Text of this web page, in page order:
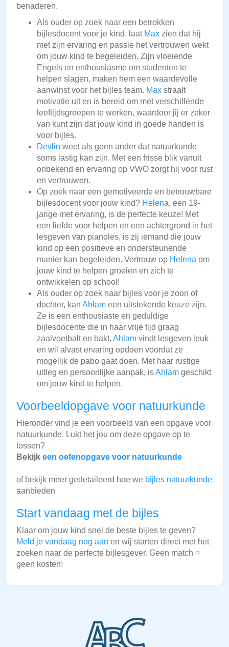
benaderen.
Als ouder op zoek naar een betrokken
bijlesdocent voor je kind, laat Max zien dat hij
met zijn ervaring en passie het vertrouwen wekt
om jouw kind te begeleiden. Zijn vloeiende
Engels en enthousiasme om studenten te
helpen slagen, maken hem een waardevolle
aanwinst voor het bijles team. Max straalt
motivatie uit en is bereid om met verschillende
leeftijdsgroepen te werken, waardoor jij er zeker
van kunt zijn dat jouw kind in goede handen is
voor bijles.
Devlin weet als geen ander dat natuurkunde
soms lastig kan zijn. Met een frisse blik vanuit
onbekend en ervaring op VWO zorgt hij voor rust
en vertrouwen.
Op zoek naar een gemotiveerde en betrouwbare
bijlesdocent voor jouw kind? Helena, een 19-
jarige met ervaring, is de perfecte keuze! Met
een liefde voor helpen en een achtergrond in het
lesgeven van pianoles, is zij iemand die jouw
kind op een positieve en ondersteunende
manier kan begeleiden. Vertrouw op Helena om
jouw kind te helpen groeien en zich te
ontwikkelen op school!
Als ouder op zoek naar bijles voor je zoon of
dochter, kan Ahlam een uitstekende keuze zijn.
Ze is een enthousiaste en geduldige
bijlesdocente die in haar vrije tijd graag
zaalvoetbalt en bakt. Ahlam vindt lesgeven leuk
en wil alvast ervaring opdoen voordat ze
mogelijk de pabo gaat doen. Met haar rustige
uitleg en persoonlijke aanpak, isAhlam geschikt
om jouw kind te helpen.
Voorbeeldopgave voor natuurkunde
Hieronder vind je een voorbeeld van een opgave voor
natuurkunde. Lukt het jou om deze opgave op te
lossen?
Bekijk een oefenopgave voor natuurkunde
of bekijk meer gedetaileerd hoe we bijles natuurkunde
aanbieden
Start vandaag met de bijles
Klaar om jouw kind snel de beste bijles te geven?
Meld je vandaag nog aan en wij starten direct met het
zoeken naar de perfecte bijlesgever. Geen match =
geen kosten!